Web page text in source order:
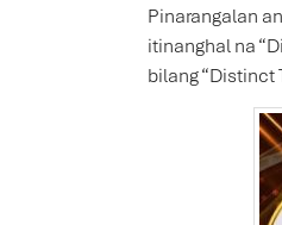
Pinarangalan
itinanghal na
bilang “Distinct